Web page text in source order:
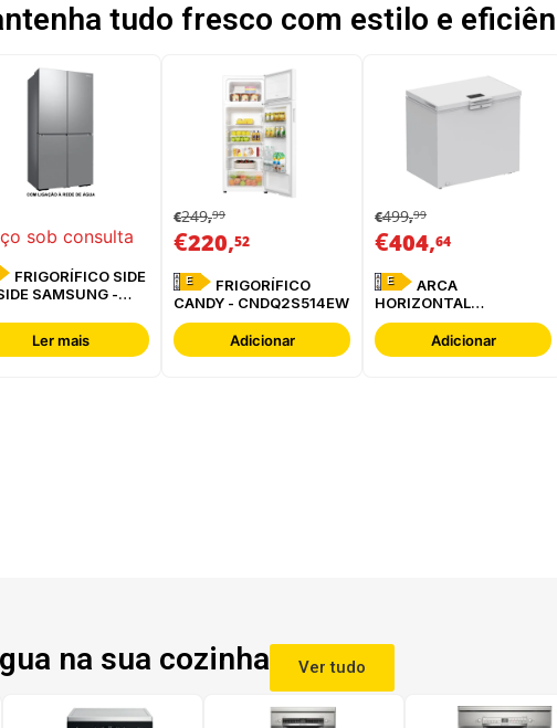
tudo fresco com estilo e
sob consulta
SAMSUNG -
Ler mais
€249,99
€220,52
E
CANDY - CNDQ2S514EW
Adicionar
€499,99
€404,64
E
HORIZONTAL
WHIRLPOOL -
W3RHS24EW
Adicionar
na sua cozinha Ver tudo